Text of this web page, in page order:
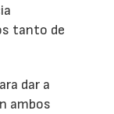
tanto de
dar a
ambos